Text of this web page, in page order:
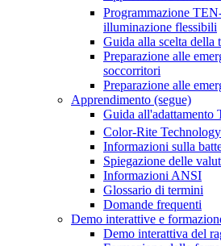
Programmazione
illuminazione flessibili
Guida alla scelta della
Preparazione alle
soccorritori
Preparazione alle
Apprendimento (segue)
Guida all'adattamento
Color-Rite Technology
Informazioni sulla
Spiegazione delle
Informazioni ANSI
Glossario di termini
Domande frequenti
Demo interattive e
Demo interattiva del